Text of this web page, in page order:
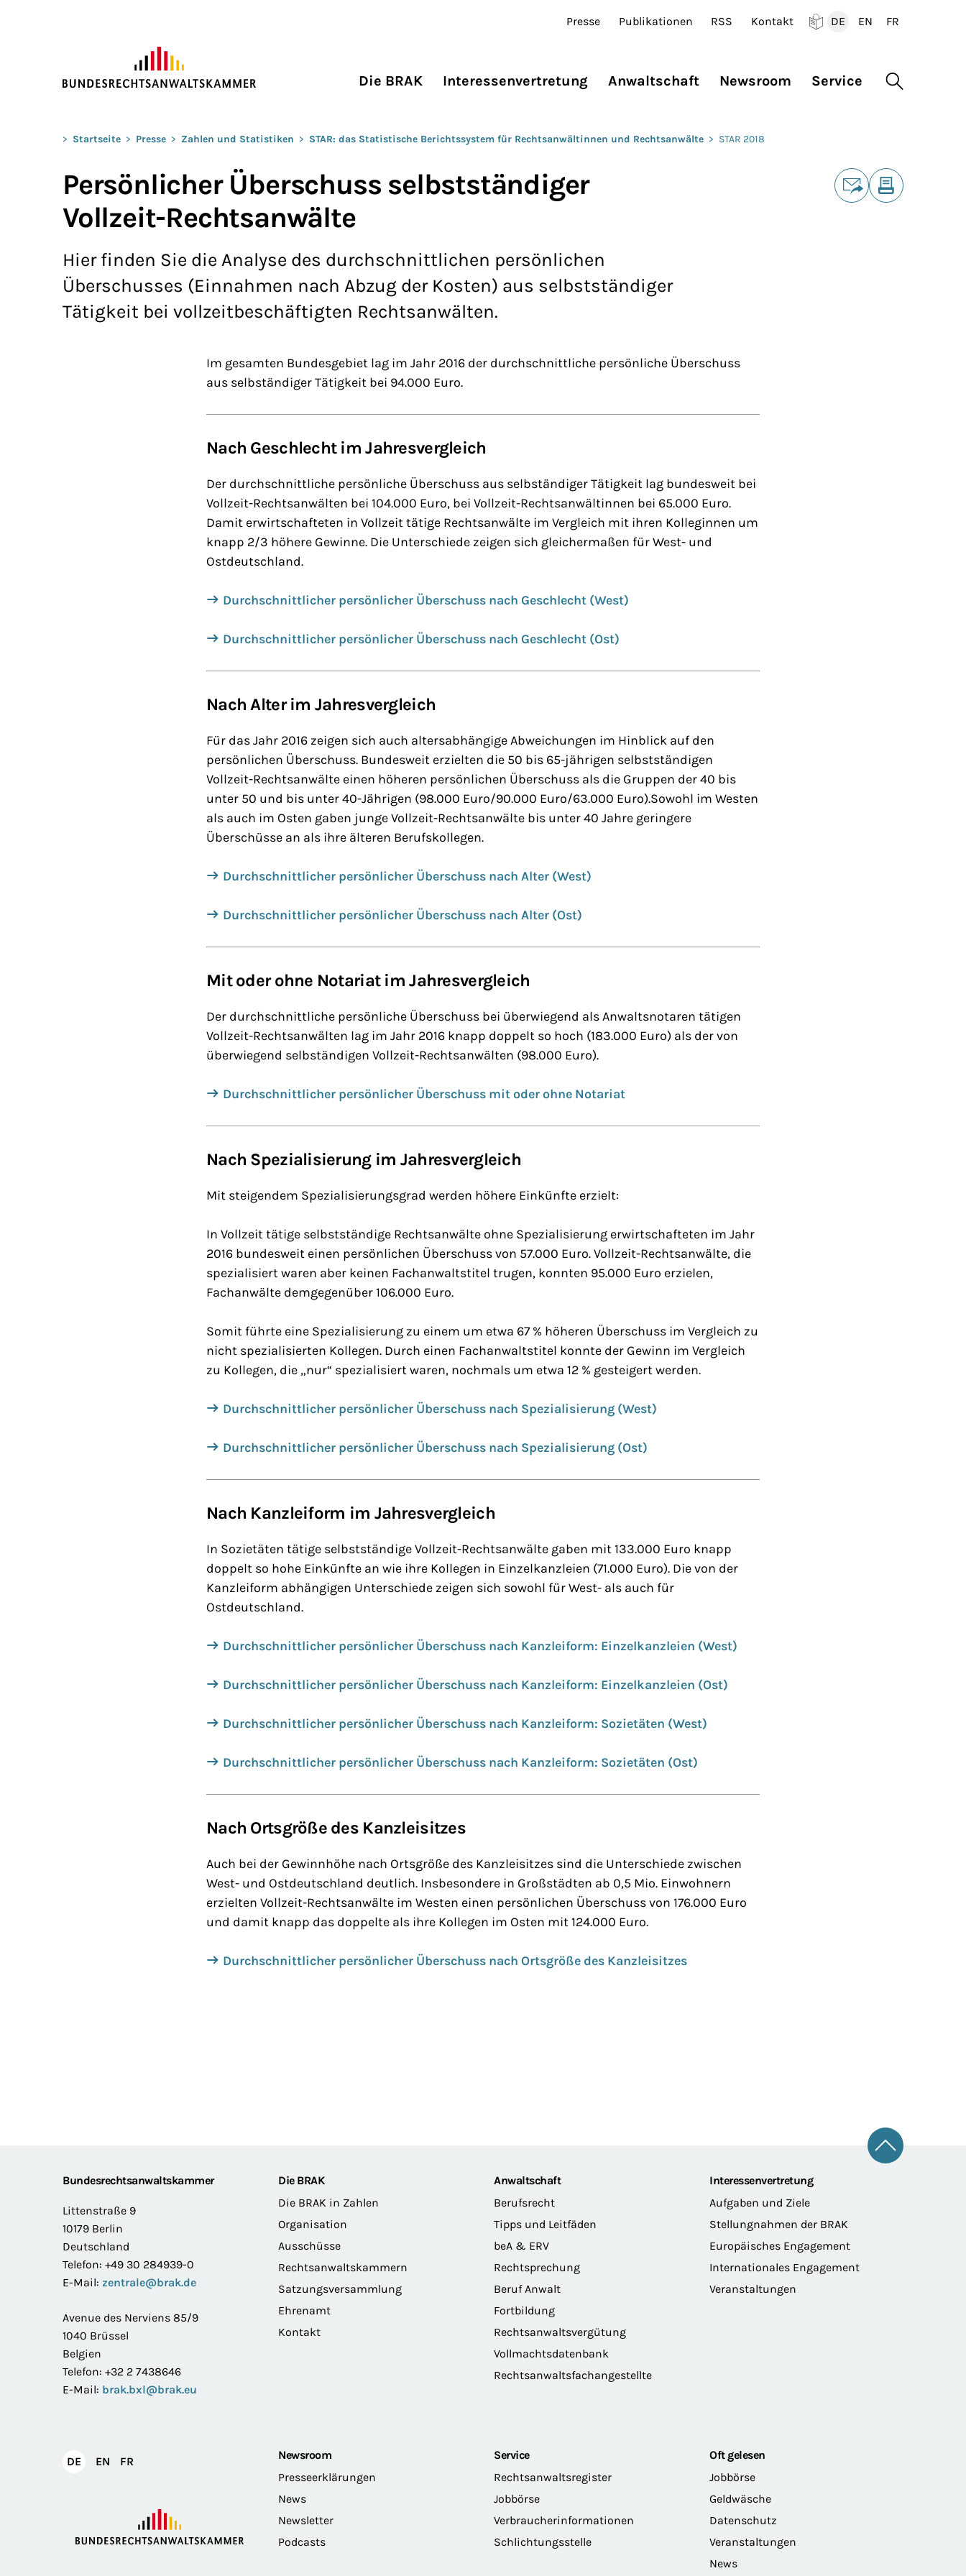
Presse Publikationen RSS Kontakt
DE
EN
FR
Die BRAK Interessenvertretung Anwaltschaft Newsroom Service Suche
Sie befinden sich hier:
> Startseite > Presse > Zahlen und Statistiken > STAR: das Statistische Berichtssystem für Rechtsanwältinnen und Rechtsanwälte > STAR 2018
Persönlicher Überschuss selbstständiger
Vollzeit-Rechtsanwälte
Hier finden Sie die Analyse des durchschnittlichen persönlichen
Überschusses (Einnahmen nach Abzug der Kosten) aus selbstständiger
Tätigkeit bei vollzeitbeschäftigten Rechtsanwälten.
Im gesamten Bundesgebiet lag im Jahr 2016 der durchschnittliche persönliche Überschuss
aus selbständiger Tätigkeit bei 94.000 Euro.
Nach Geschlecht im Jahresvergleich
Der durchschnittliche persönliche Überschuss aus selbständiger Tätigkeit lag bundesweit bei
Vollzeit-Rechtsanwälten bei 104.000 Euro, bei Vollzeit-Rechtsanwältinnen bei 65.000 Euro.
Damit erwirtschafteten in Vollzeit tätige Rechtsanwälte im Vergleich mit ihren Kolleginnen um
knapp 2/3 höhere Gewinne. Die Unterschiede zeigen sich gleichermaßen für West- und
Ostdeutschland.
Durchschnittlicher persönlicher Überschuss nach Geschlecht (West)
Durchschnittlicher persönlicher Überschuss nach Geschlecht (Ost)
Nach Alter im Jahresvergleich
Für das Jahr 2016 zeigen sich auch altersabhängige Abweichungen im Hinblick auf den
persönlichen Überschuss. Bundesweit erzielten die 50 bis 65-jährigen selbstständigen
Vollzeit-Rechtsanwälte einen höheren persönlichen Überschuss als die Gruppen der 40 bis
unter 50 und bis unter 40-Jährigen (98.000 Euro/90.000 Euro/63.000 Euro).Sowohl im Westen
als auch im Osten gaben junge Vollzeit-Rechtsanwälte bis unter 40 Jahre geringere
Überschüsse an als ihre älteren Berufskollegen.
Durchschnittlicher persönlicher Überschuss nach Alter (West)
Durchschnittlicher persönlicher Überschuss nach Alter (Ost)
Mit oder ohne Notariat im Jahresvergleich
Der durchschnittliche persönliche Überschuss bei überwiegend als Anwaltsnotaren tätigen
Vollzeit-Rechtsanwälten lag im Jahr 2016 knapp doppelt so hoch (183.000 Euro) als der von
überwiegend selbständigen Vollzeit-Rechtsanwälten (98.000 Euro).
Durchschnittlicher persönlicher Überschuss mit oder ohne Notariat
Nach Spezialisierung im Jahresvergleich
Mit steigendem Spezialisierungsgrad werden höhere Einkünfte erzielt:
In Vollzeit tätige selbstständige Rechtsanwälte ohne Spezialisierung erwirtschafteten im Jahr
2016 bundesweit einen persönlichen Überschuss von 57.000 Euro. Vollzeit-Rechtsanwälte, die
spezialisiert waren aber keinen Fachanwaltstitel trugen, konnten 95.000 Euro erzielen,
Fachanwälte demgegenüber 106.000 Euro.
Somit führte eine Spezialisierung zu einem um etwa 67 % höheren Überschuss im Vergleich zu
nicht spezialisierten Kollegen. Durch einen Fachanwaltstitel konnte der Gewinn im Vergleich
zu Kollegen, die „nur“ spezialisiert waren, nochmals um etwa 12 % gesteigert werden.
Durchschnittlicher persönlicher Überschuss nach Spezialisierung (West)
Durchschnittlicher persönlicher Überschuss nach Spezialisierung (Ost)
Nach Kanzleiform im Jahresvergleich
In Sozietäten tätige selbstständige Vollzeit-Rechtsanwälte gaben mit 133.000 Euro knapp
doppelt so hohe Einkünfte an wie ihre Kollegen in Einzelkanzleien (71.000 Euro). Die von der
Kanzleiform abhängigen Unterschiede zeigen sich sowohl für West- als auch für
Ostdeutschland.
Durchschnittlicher persönlicher Überschuss nach Kanzleiform: Einzelkanzleien (West)
Durchschnittlicher persönlicher Überschuss nach Kanzleiform: Einzelkanzleien (Ost)
Durchschnittlicher persönlicher Überschuss nach Kanzleiform: Sozietäten (West)
Durchschnittlicher persönlicher Überschuss nach Kanzleiform: Sozietäten (Ost)
Nach Ortsgröße des Kanzleisitzes
Auch bei der Gewinnhöhe nach Ortsgröße des Kanzleisitzes sind die Unterschiede zwischen
West- und Ostdeutschland deutlich. Insbesondere in Großstädten ab 0,5 Mio. Einwohnern
erzielten Vollzeit-Rechtsanwälte im Westen einen persönlichen Überschuss von 176.000 Euro
und damit knapp das doppelte als ihre Kollegen im Osten mit 124.000 Euro.
Durchschnittlicher persönlicher Überschuss nach Ortsgröße des Kanzleisitzes
Footer
Zum
Bundesrechtsanwaltskammer
Littenstraße 9
10179 Berlin
Deutschland
Telefon: +49 30 284939-0
E-Mail: zentrale@brak.de
Avenue des Nerviens 85/9
1040 Brüssel
Belgien
Telefon: +32 2 7438646
E-Mail: brak.bxl@brak.eu
Die BRAK
Die BRAK in Zahlen
Organisation
Ausschüsse
Rechtsanwaltskammern
Satzungsversammlung
Ehrenamt
Kontakt
Anwaltschaft
Berufsrecht
Tipps und Leitfäden
beA & ERV
Rechtsprechung
Beruf Anwalt
Fortbildung
Rechtsanwaltsvergütung
Vollmachtsdatenbank
Rechtsanwaltsfachangestellte
Interessenvertretung
Aufgaben und Ziele
Stellungnahmen der BRAK
Europäisches Engagement
Internationales Engagement
Veranstaltungen
DEDeutsch
EN English
FR
Newsroom
Presseerklärungen
News
Newsletter
Podcasts
Service
Rechtsanwaltsregister
Jobbörse
Verbraucherinformationen
Schlichtungsstelle
Oft gelesen
Jobbörse
Geldwäsche
Datenschutz
Veranstaltungen
News